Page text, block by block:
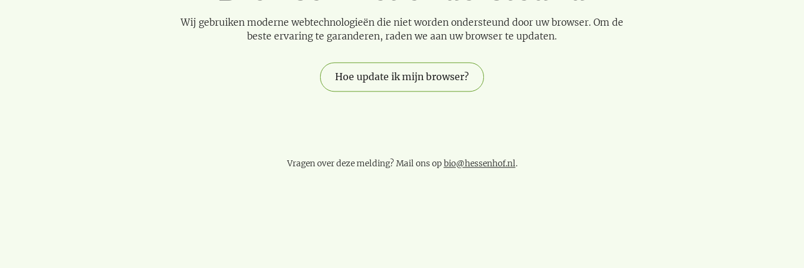
Wij gebruiken moderne webtechnologieën die niet worden ondersteund door uw browser. Om de
beste ervaring te garanderen, raden we aan uw browser te updaten.
Hoe update ik mijn browser?
Vragen over deze melding? Mail ons op bio@hessenhof.nl.